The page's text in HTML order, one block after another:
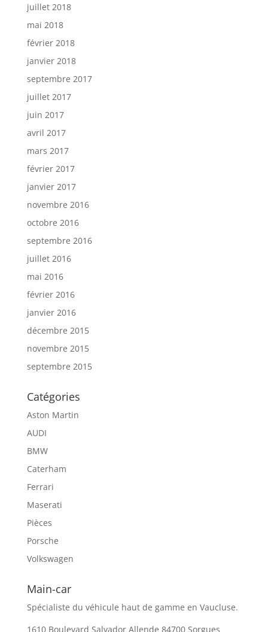
juillet 2018
mai 2018
février 2018
janvier 2018
septembre 2017
juillet 2017
juin 2017
avril 2017
mars 2017
février 2017
janvier 2017
novembre 2016
octobre 2016
septembre 2016
juillet 2016
mai 2016
février 2016
janvier 2016
décembre 2015
novembre 2015
septembre 2015
Catégories
Aston Martin
AUDI
BMW
Caterham
Ferrari
Maserati
Pièces
Porsche
Volkswagen
Main-car
Spécialiste du véhicule haut de gamme en Vaucluse.
1610 Boulevard Salvador Allende 84700 Sorgues